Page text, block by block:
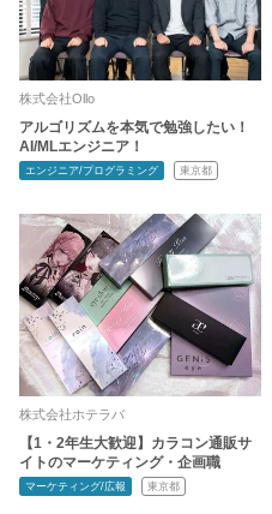
株式会社Ollo
アルゴリズムを本気で勉強したい！
AI/MLエンジニア！
エンジニア/プログラミング 東京都
株式会社ホテラバ
【1・2年生大歓迎】カラコン通販サ
イトのマーケティング・企画職
マーケティング/広報 東京都